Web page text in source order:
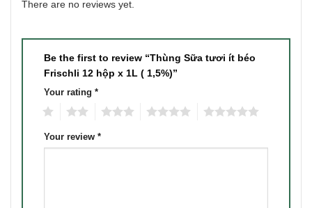
There are no reviews yet.
Be the first to review “Thùng Sữa tươi ít béo
Frischli 12 hộp x 1L ( 1,5%)”
Your rating *
Your review *